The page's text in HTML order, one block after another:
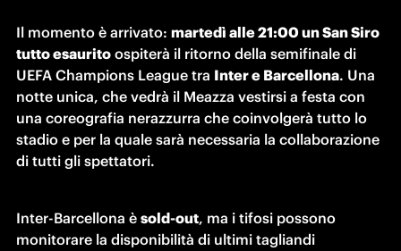
Il momento è arrivato: martedì alle 21:00 un San Siro
tutto esaurito ospiterà il ritorno della semifinale di
UEFA Champions League tra Inter e Barcellona. Una
notte unica, che vedrà il Meazza vestirsi a festa con
una coreografia nerazzurra che coinvolgerà tutto lo
stadio e per la quale sarà necessaria la collaborazione
di tutti gli spettatori.
Inter-Barcellona è sold-out, ma i tifosi possono
monitorare la disponibilità di ultimi tagliandi